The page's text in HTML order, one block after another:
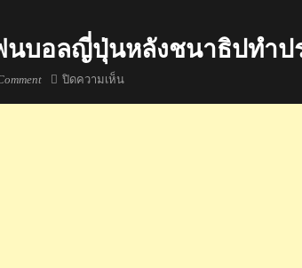
บอลญี่ปุ่นหลังชนาธิปทำปร
ปิดความเห็น